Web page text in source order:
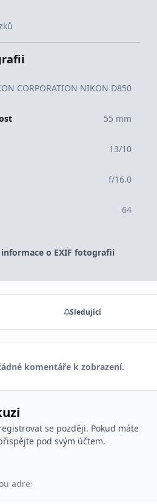
CORPORATION NIKON D850
55 mm
13/10
f/16.0
64
o EXIF fotografii
Sledující
komentáře k zobrazení.
se později. Pokud máte
pod svým účtem.